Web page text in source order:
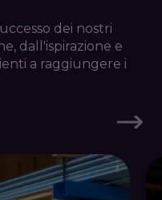
dei nostri
dall'ispirazione e
a raggiungere i